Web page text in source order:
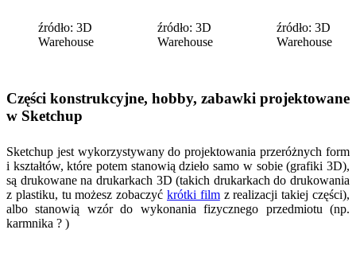
źródło: 3D
Warehouse
źródło: 3D
Warehouse
źródło: 3D
Warehouse
Części konstrukcyjne, hobby, zabawki projektowane
w Sketchup
Sketchup jest wykorzystywany do projektowania przeróżnych form
i kształtów, które potem stanowią dzieło samo w sobie (grafiki 3D),
są drukowane na drukarkach 3D (takich drukarkach do drukowania
z plastiku, tu możesz zobaczyć krótki filmz realizacji takiej części),
albo stanowią wzór do wykonania fizycznego przedmiotu (np.
karmnika ? )